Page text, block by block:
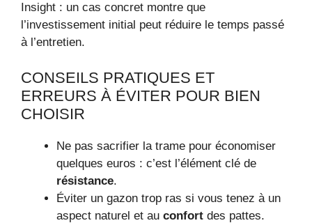
Insight : un cas concret montre que
l’investissement initial peut réduire le temps passé
à l’entretien.
CONSEILS PRATIQUES ET
ERREURS À ÉVITER POUR BIEN
CHOISIR
Ne pas sacrifier la trame pour économiser
quelques euros : c’est l’élément clé de
résistance.
Éviter un gazon trop ras si vous tenez à un
aspect naturel et au confort des pattes.